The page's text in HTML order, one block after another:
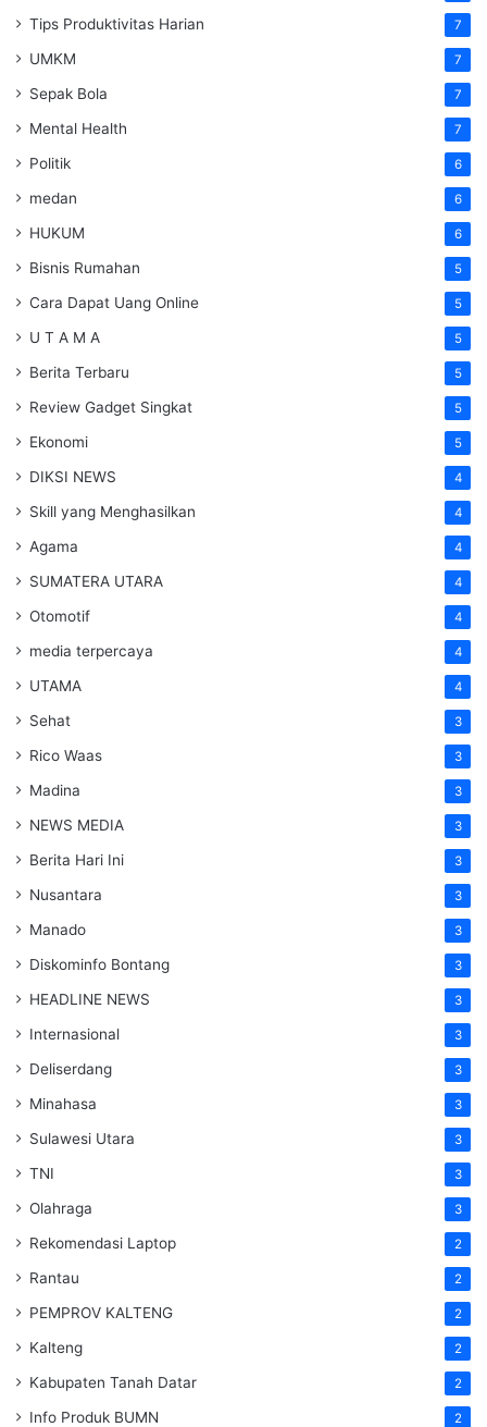
Tips Produktivitas Harian 7
UMKM 7
Sepak Bola 7
Mental Health 7
Politik 6
medan 6
HUKUM 6
Bisnis Rumahan 5
Cara Dapat Uang Online 5
U T A M A 5
Berita Terbaru 5
Review Gadget Singkat 5
Ekonomi 5
DIKSI NEWS 4
Skill yang Menghasilkan 4
Agama 4
SUMATERA UTARA 4
Otomotif 4
media terpercaya 4
UTAMA 4
Sehat 3
Rico Waas 3
Madina 3
NEWS MEDIA 3
Berita Hari Ini 3
Nusantara 3
Manado 3
Diskominfo Bontang 3
HEADLINE NEWS 3
Internasional 3
Deliserdang 3
Minahasa 3
Sulawesi Utara 3
TNI 3
Olahraga 3
Rekomendasi Laptop 2
Rantau 2
PEMPROV KALTENG 2
Kalteng 2
Kabupaten Tanah Datar 2
Info Produk BUMN 2